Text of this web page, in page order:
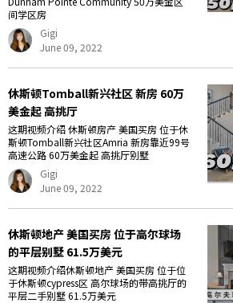
间学区房
Gigi
June 09, 2022
休斯顿Tomball新兴社区 新房 60万
美金起 高挑厅
这期视频介绍 休斯顿房产 美国买房 位于休
斯顿Tomball新兴社区Amria 新房靠近99号
高速公路 60万美金起 高挑厅别墅
Gigi
June 09, 2022
休斯顿地产 美国买房 位于高尔球场
的平层别墅 61.5万美元
这期视频介绍休斯顿地产 美国买房 位于位
于休斯顿cypress区 高尔球场的带高挑厅的
平层二手别墅 61.5万美元